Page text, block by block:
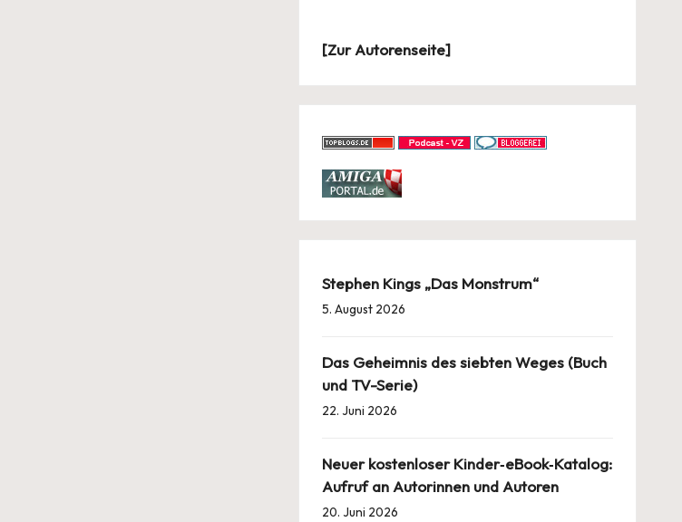
[Zur Autorenseite]
Stephen Kings „Das Monstrum“
5. August 2026
Das Geheimnis des siebten Weges (Buch
und TV-Serie)
22. Juni 2026
Neuer kostenloser Kinder‑eBook‑Katalog:
Aufruf an Autorinnen und Autoren
20. Juni 2026